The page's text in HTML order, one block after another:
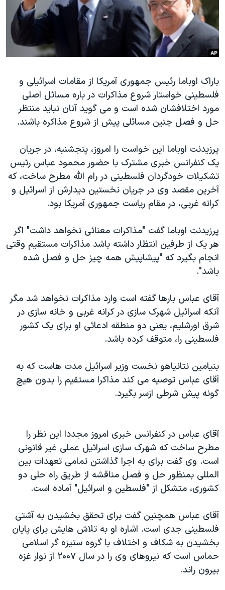
فرهنگ و زندگی
حقوق شهروندی
اقتصادی
اسرائیل در جنگ
گالری عکس
آرشیو پخش زنده
مستندها
انتخابات ریاست جمهوری آمریکا ۲۰۲۴
حمله جمهوری اسلامی به اسرائیل
ورزش زنان در ایران
اعتراضات زن، زندگی، آزادی
مجموعه مستندهای دادخواهی
دادگاه حمید نوری
چهل سال گروگان‌گیری
قانون شفافیت دارائی کادر رهبری ایران
اعتراضات مردمی آبان ۹۸
اسرائیل در جنگ
نرگس محمدی برنده جایزه نوبل صلح
همایش محافظه‌کاران آمریکا «سی‌پک»
سفر پرزیدنت ترامپ به چین
دنبال کنید
زبانهای مختلف
باراک اوباما رئیس جمهوری آمریکا از مقامات اسرائیلی و
فلسطینی خواستار شروع مذاکرات در باره مسائل اصلی
مورد اختلافشان شده است و می گوید آنان نباید منتظر
حل و فصل چنین مسائلی پیش از شروع مذاکره باشند.
پرزیدنت اوباما این خواست را امروز، پنجشنبه، در جریان
یک کنفرانس خبری مشترک با حضور محمود عباس رئیس
تشکیلات خودگردان فلسطینی در رام الله مطرح ساخت، که
آخرین مقصد وی در جریان نخستین دیدارش از اسرائیل و
کرانه غربی، در مقام ریاست جمهوری آمریکا بود.
پرزیدنت اوباما گفت "مذاکرات معنائی نخواهد داشت" اگر
هر یک از طرفین انتظار داشته باشد مذاکرات مستقیم وقتی
انجام بگیرد که "پیشاپیش همه چیز حل و فصل شده
باشد".
آقای عباس بارها گفته است وارد مذاکرات نخواهد شد مگر
آنکه اسرائیل شهرک سازی در کرانه غربی و خانه سازی در
شرق اورشلیم، یعنی دو منطقه ادعائی او برای یک کشور
فلسطینی را، متوقف کرده باشد.
بنیامین نتانیاهو نخست وزیر اسرائیل مدت هاست که به
آقای عباس توصیه می کند مذاکرا مستقیم را بدون هیچ
گونه پیش شرطی ازسر بگیرد.
آقای عباس در کنفرانس خبری امروز مجددا این نظر را
مطرح ساخت که شهرک سازی اسرائیل عملی غیر قانونی
است. وی گفت برای به اجرا گذاشتن تمامی تعهدات بین
المللی بمنظور حل و فصل مناقشه از طريق راه حلی دو
کشوری، متشکل از "فلسطین و اسرائیل" آماده است.
آقای عباس همچنین گفت برای تحقق بخشیدن به آشتی
فلسطینی جدی است. اشاره او به تلاش هایش برای پایان
بخشیدن به شکاف و اختلاف با گروه ستیزه گر اسلامی
حماس است که نیروهای وی را در سال ۲۰۰۷ از نوار غزه
بیرون راند.